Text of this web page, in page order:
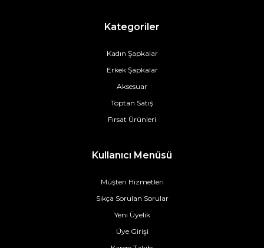
Kategoriler
Kadın Şapkalar
Erkek Şapkalar
Aksesuar
Toptan Satış
Fırsat Ürünleri
Kullanıcı Menüsü
Müşteri Hizmetleri
Sıkça Sorulan Sorular
Yeni Üyelik
Üye Girişi